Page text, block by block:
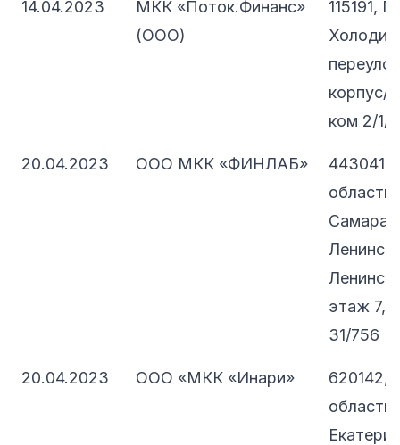
14.04.2023
МКК «Поток.Финанс»
(ООО)
115191,
корпус/
ком 2/1/
20.04.2023 ООО МКК «ФИНЛАБ»
443041,
Самара,
этаж 7,
31/756
20.04.2023 ООО «МКК «Инари»
620142,
область,